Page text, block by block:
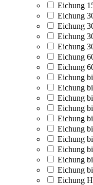
Eichung
Eichung
Eichung
Eichung
Eichung
Eichung
Eichung
Eichung
Eichung
Eichung
Eichung
Eichung
Eichung
Eichung
Eichung
Eichung
Eichung
Eichung